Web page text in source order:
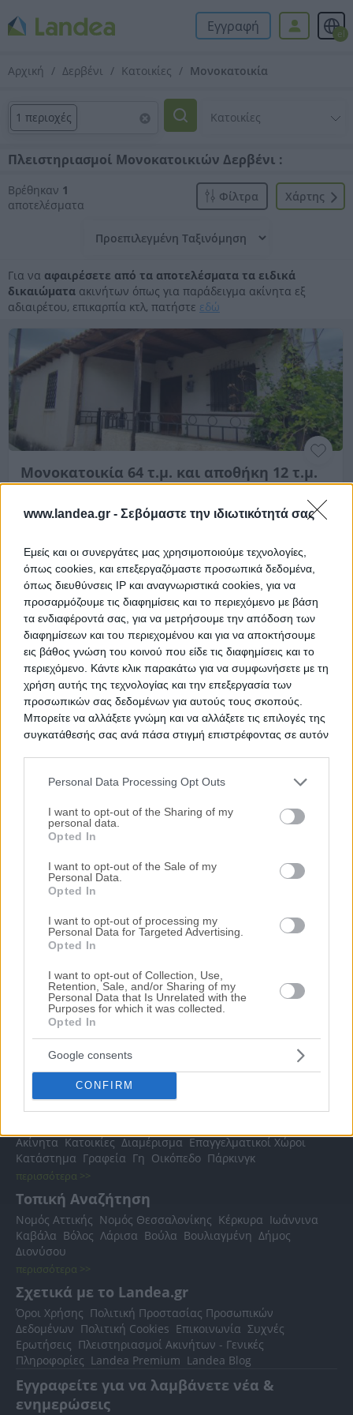
www.landea.gr - Σεβόμαστε την ιδιωτικότητά σας
Εμείς και οι συνεργάτες μας χρησιμοποιούμε τεχνολογίες,
όπως cookies, και επεξεργαζόμαστε προσωπικά δεδομένα,
όπως διευθύνσεις IP και αναγνωριστικά cookies, για να
προσαρμόζουμε τις διαφημίσεις και το περιεχόμενο με βάση
τα ενδιαφέροντά σας, για να μετρήσουμε την απόδοση των
διαφημίσεων και του περιεχομένου και για να αποκτήσουμε
εις βάθος γνώση του κοινού που είδε τις διαφημίσεις και το
περιεχόμενο. Κάντε κλικ παρακάτω για να συμφωνήσετε με τη
χρήση αυτής της τεχνολογίας και την επεξεργασία των
προσωπικών σας δεδομένων για αυτούς τους σκοπούς.
Μπορείτε να αλλάξετε γνώμη και να αλλάξετε τις επιλογές της
συγκατάθεσής σας ανά πάσα στιγμή επιστρέφοντας σε αυτόν
services and may gather and store information including but
not limited to your visit or usage behaviour. You may click to
grant or deny consent to Google and its third-party tags to
use your data for below specified purposes in below Google
consent section.
Personal Data Processing Opt Outs
I want to opt-out of the Sharing of my
personal data.
Opted In
I want to opt-out of the Sale of my
Personal Data.
Opted In
I want to opt-out of processing my
Personal Data for Targeted Advertising.
Opted In
I want to opt-out of Collection, Use,
Retention, Sale, and/or Sharing of my
Personal Data that Is Unrelated with the
Purposes for which it was collected.
Opted In
Google consents
CONFIRM
Εγγραφή el
Αρχική Δερβένι Κατοικίες Μονοκατοικία
1 περιοχές
Πλειστηριασμοί Μονοκατοικιών Δερβένι :
Βρέθηκαν 1
αποτελέσματα
Xάρτης
Φίλτρα
Για να αφαιρέσετε από τα αποτελέσματα τα ειδικά
δικαιώματα ακινήτων όπως για παράδειγμα ακίνητα εξ
αδιαιρέτου, επικαρπία κτλ, πατήστε εδώ
Μονοκατοικία 64 τ.μ. και αποθήκη 12 τ.μ.
Ισόγειο
Χρηματοδότηση
Πρώτη Προσφορά:
72.000 €
Ημ. Διεξαγωγής:
09/12/2026
Αποθηκεύστε την αναζήτησή σας για να λαμβάνετε
ενημέρωση όταν προστίθενται νέα ακίνητα
Αποθήκευση
Ψάχνετε γιαΜονοκατοικία σε πλειστηριασμόσεΔερβένι
Εδώ μπορείτε να βρείτε την επίσημη λίστα με τους
ηλεκτρονικούς πλειστηριασμούς ακινήτωνσεΔερβένι, η
αναζήτησης μπορείτε να περιορίσετε τα ακίνητα και να
Σχετικές Αναζητήσεις
- Κατοικιών Δερβένι
Ακίνητα Κατοικίες Διαμέρισμα Επαγγελματικοί Χώροι
Κατάστημα Γραφεία Γη Οικόπεδο Πάρκινγκ
περισσότερα >>
Τοπική Αναζήτηση
Νομός Αττικής Νομός Θεσσαλονίκης Κέρκυρα Ιωάννινα
Καβάλα Βόλος Λάρισα Βούλα Βουλιαγμένη Δήμος
Διονύσου
περισσότερα >>
Σχετικά με το Landea.gr
Όροι Χρήσης Πολιτική Προστασίας Προσωπικών
Δεδομένων Πολιτική Cookies Επικοινωνία Συχνές
Ερωτήσεις Πλειστηριασμοί Ακινήτων - Γενικές
Πληροφορίες Landea Premium Landea Blog
Εγγραφείτε για να λαμβάνετε νέα &
ενημερώσεις